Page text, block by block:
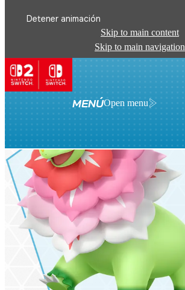
Detener animación
Skip to main content
Skip to main navigation
MENÚOpen menu